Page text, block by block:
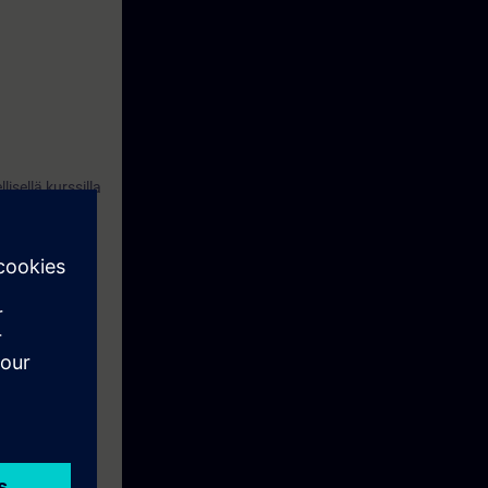
kurssilla
hintaan